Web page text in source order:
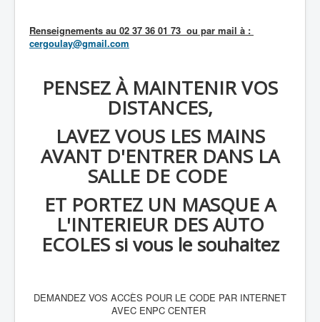
Renseignements au 02 37 36 01 73 ou par mail à :
cergoulay@gmail.com
PENSEZ À MAINTENIR VOS
DISTANCES,
LAVEZ VOUS LES MAINS
AVANT D'ENTRER DANS LA
SALLE DE CODE
ET PORTEZ UN MASQUE A
L'INTERIEUR DES AUTO
ECOLES si vous le souhaitez
DEMANDEZ VOS ACCÈS POUR LE CODE PAR INTERNET
AVEC ENPC CENTER